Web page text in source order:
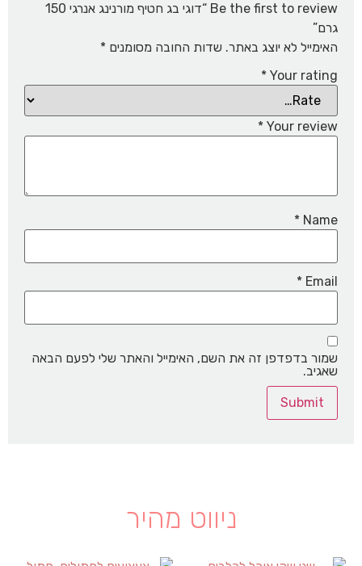
Be the first to review “דוגי בג חטיף מורנינג אנרגי 150
גרם”
האימייל לא יוצג באתר. שדות החובה מסומנים *
Your rating
*
Your review
*
Name
*
Email
*
שמור בדפדפן זה את השם, האימייל והאתר שלי לפעם הבאה
שאגיב.
ניווט מהיר